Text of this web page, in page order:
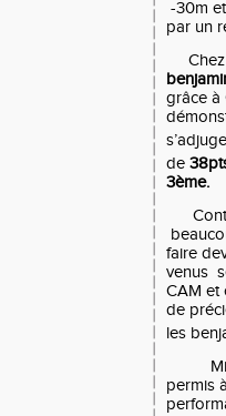
-30m et
par un
grâce à
de
3ème.
faire
venus
CAM et
de
les
permis